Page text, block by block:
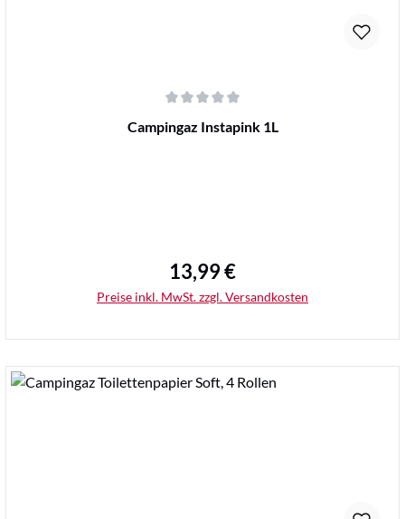
Durchschnittliche Bewertung von 0 von 5 Sternen
Campingaz Instapink 1L
Regulärer Preis:
13,99 €
Preise inkl. MwSt. zzgl. Versandkosten